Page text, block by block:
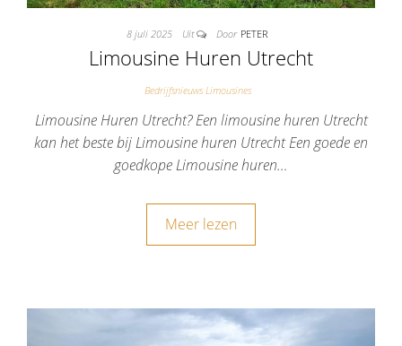
8 juli 2025 Uit Door PETER
Limousine Huren Utrecht
Bedrijfsnieuws Limousines
Limousine Huren Utrecht? Een limousine huren Utrecht
kan het beste bij Limousine huren Utrecht Een goede en
goedkope Limousine huren…
Meer lezen